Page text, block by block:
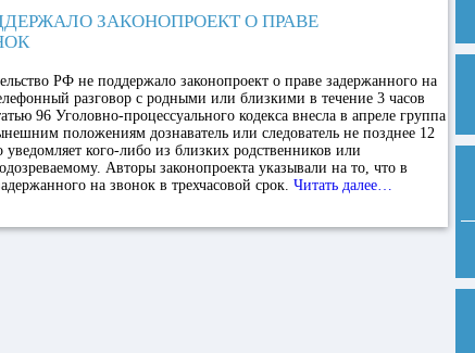
ЗАКОНОПРОЕКТ О ПРАВЕ
РФ не поддержало законопроект о праве задержанного на
разговор с родными или близкими в течение 3 часов
96 Уголовно-процессуального кодекса внесла в апреле группа
положениям дознаватель или следователь не позднее 12
кого-либо из близких родственников или
Авторы законопроекта указывали на то, что в
на звонок в трехчасовой срок. Читать далее…